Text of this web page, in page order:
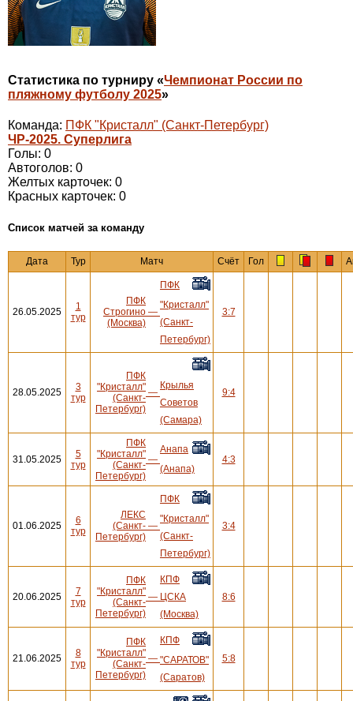
Статистика по турниру «Чемпионат России по
пляжному футболу 2025»
Команда: ПФК "Кристалл" (Санкт-Петербург)
ЧР-2025. Суперлига
Голы: 0
Автоголов: 0
Желтых карточек: 0
Красных карточек: 0
Cписок матчей за команду
Дата Тур Матч Счёт Гол
26.05.2025
1
тур
ПФК
Строгино
(Москва)
—
ПФК
"Кристалл"
(Санкт-
Петербург)
3:7
28.05.2025
3
тур
ПФК
"Кристалл"
(Санкт-
Петербург)
—
Крылья
Советов
(Самара)
9:4
31.05.2025
5
тур
ПФК
"Кристалл"
(Санкт-
Петербург)
—
Анапа
(Анапа)
4:3
01.06.2025
6
тур
ЛЕКС
(Санкт-
Петербург)
—
ПФК
"Кристалл"
(Санкт-
Петербург)
3:4
20.06.2025
7
тур
ПФК
"Кристалл"
(Санкт-
Петербург)
—
КПФ
ЦСКА
(Москва)
8:6
21.06.2025
8
тур
ПФК
"Кристалл"
(Санкт-
Петербург)
—
КПФ
"САРАТОВ"
(Саратов)
5:8